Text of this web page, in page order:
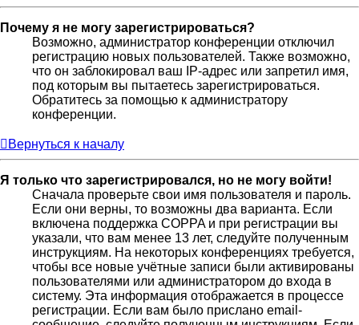
Почему я не могу зарегистрироваться?
Возможно, администратор конференции отключил
регистрацию новых пользователей. Также возможно,
что он заблокировал ваш IP-адрес или запретил имя,
под которым вы пытаетесь зарегистрироваться.
Обратитесь за помощью к администратору
конференции.
Вернуться к началу
Я только что зарегистрировался, но не могу войти!
Сначала проверьте свои имя пользователя и пароль.
Если они верны, то возможны два варианта. Если
включена поддержка COPPA и при регистрации вы
указали, что вам менее 13 лет, следуйте полученным
инструкциям. На некоторых конференциях требуется,
чтобы все новые учётные записи были активированы
пользователями или администратором до входа в
систему. Эта информация отображается в процессе
регистрации. Если вам было прислано email-